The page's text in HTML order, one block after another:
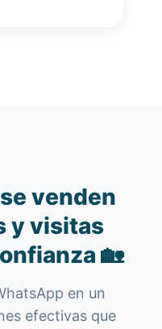
venden
y visitas
🏡
en un
efectivas que